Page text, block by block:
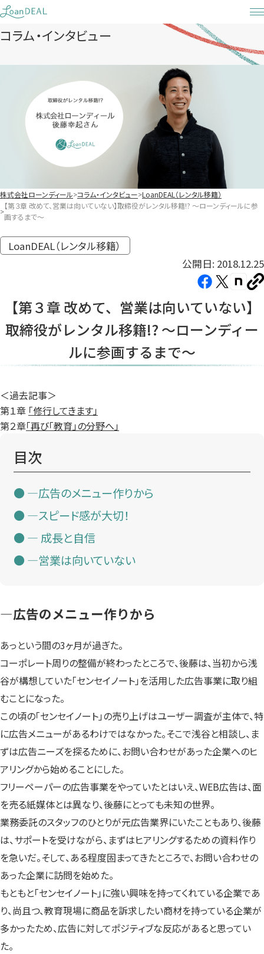
Skip
to
content
コラム・インタビュー
株式会社ローンディール コラム・インタビュー LoanDEAL（レンタル移籍）
【第３章 改めて、営業は向いていない】取締役がレンタル移籍!? 〜ローンディールに参
画するまで〜
LoanDEAL（レンタル移籍）
公開日: 2018.12.25
Facebook（新
い
タ
X（新
い
タ
note（新
い
タ
ブ
【第３章 改めて、営業は向いていない】
取締役がレンタル移籍!? 〜ローンディー
ルに参画するまで〜
＜過去記事＞
第１章 「修行してきます」
第２章「再び「教育」の分野へ」
目次
—広告のメニュー作りから
—スピード感が大切！
— 成長と自信
—営業は向いていない
—広告のメニュー作りから
あっという間の3ヶ月が過ぎた。
コーポレート周りの整備が終わったところで、後藤は、当初から浅
谷が構想していた「センセイノート」を活用した広告事業に取り組
むことになった。
この頃の「センセイノート」の売り上げはユーザー調査が主体で、特
に広告メニューがあるわけではなかった。そこで浅谷と相談し、ま
ずは広告ニーズを探るために、お問い合わせがあった企業へのヒ
アリングから始めることにした。
フリーペーパーの広告事業をやっていたとはいえ、WEB広告は、面
を売る紙媒体とは異なり、後藤にとっても未知の世界。
業務委託のスタッフのひとりが元広告業界にいたこともあり、後藤
は、サポートを受けながら、まずはヒアリングするための資料作り
を急いだ。そして、ある程度固まってきたところで、お問い合わせの
あった企業に訪問を始めた。
もともと「センセイノート」に強い興味を持ってくれている企業であ
り、尚且つ、教育現場に商品を訴求したい商材を持っている企業が
多かったため、広告に対してポジティブな反応があると思ってい
た。